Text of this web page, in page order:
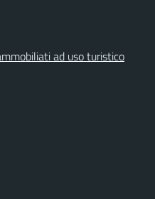
ad uso turistico